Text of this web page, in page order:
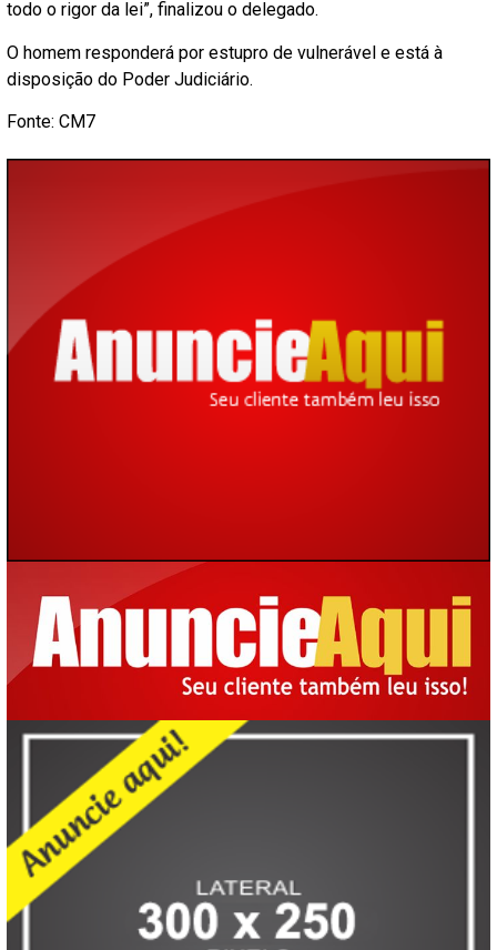
todo o rigor da lei”, finalizou o delegado.
O homem responderá por estupro de vulnerável e está à
disposição do Poder Judiciário.
Fonte: CM7